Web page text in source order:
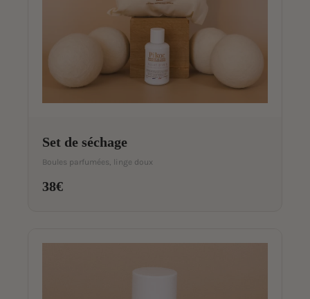
Set de séchage
Boules parfumées, linge doux
38€